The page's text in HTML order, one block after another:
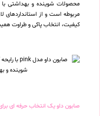
محصولات شوینده و بهداشتی
مربوطه است و از استانداردهای
کیفیت، انتخاب پاکی و طراوت
صابون داو یک انتخاب حرفه ای